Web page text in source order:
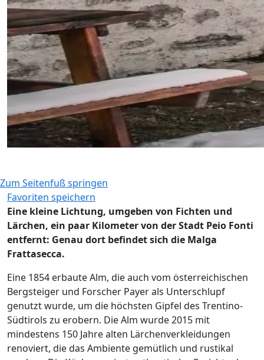
Zum Seitenfuß springen
Favoriten speichern
Eine kleine Lichtung, umgeben von Fichten und
Lärchen, ein paar Kilometer von der Stadt Peio Fonti
entfernt: Genau dort befindet sich die Malga
Frattasecca.
Eine 1854 erbaute Alm, die auch vom österreichischen
Bergsteiger und Forscher Payer als Unterschlupf
genutzt wurde, um die höchsten Gipfel des Trentino-
Südtirols zu erobern. Die Alm wurde 2015 mit
mindestens 150 Jahre alten Lärchenverkleidungen
renoviert, die das Ambiente gemütlich und rustikal